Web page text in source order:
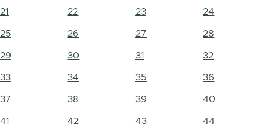
21 22 23 24
25 26 27 28
29 30 31 32
33 34 35 36
37 38 39 40
41 42 43 44